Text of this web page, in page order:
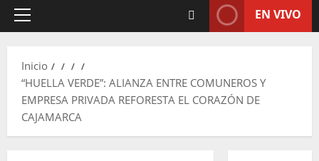
EN VIVO
Inicio
“HUELLA VERDE”: ALIANZA ENTRE COMUNEROS Y
EMPRESA PRIVADA REFORESTA EL CORAZÓN DE
CAJAMARCA